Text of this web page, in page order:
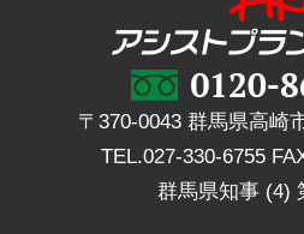
〒370-0043 群馬県高崎
TEL.027-330-6755
群馬県知事 (4)